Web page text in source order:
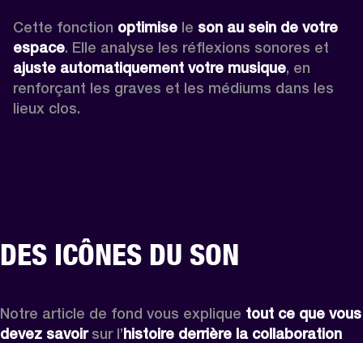
Cette fonction optimise le son au sein de votre
espace
ajuste automatiquement votre musique, en
renforçant les graves et les médiums dans les
lieux clos.
DES ICÔNES DU SON
Notre article de fond vous explique tout ce que vous
devez savoir sur l’histoire derrière la collaboration